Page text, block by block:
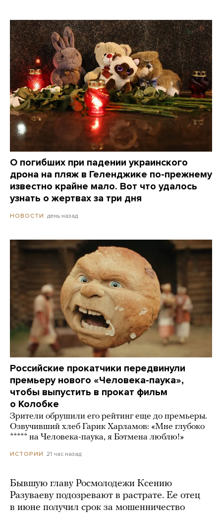
О погибших при падении украинского
дрона на пляж в Геленджике по-прежнему
известно крайне мало. Вот что удалось
узнать о жертвах за три дня
НОВОСТИ день назад
Российские прокатчики передвинули
премьеру нового «Человека-паука»,
чтобы выпустить в прокат фильм
о Колобке
Зрители обрушили его рейтинг еще до премьеры.
Озвучивший хлеб Гарик Харламов: «Мне глубоко
***** на Человека-паука, я Бэтмена люблю!»
ИСТОРИИ 21 час назад
Бывшую главу Росмолодежи Ксению
Разуваеву подозревают в растрате. Ее отец
в июне получил срок за мошенничество